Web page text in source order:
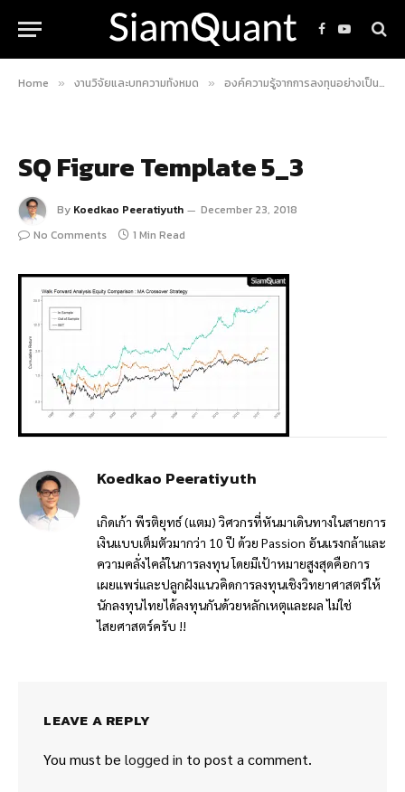
Facebook
YouTube
Home » งานวิจัยและบทความทั้งหมด » องค์ความรู้จากการลงทุนอย่างเป็นระบบ
SQ Figure Template 5_3
By Koedkao Peeratiyuth
December 23, 2018
No Comments
1 Min Read
Koedkao Peeratiyuth
เกิดเก้า พีรติยุทธ์ (แตม) วิศวกรที่หันมาเดินทางในสายการ
เงินแบบเต็มตัวมากว่า 10 ปี ด้วย Passion อันแรงกล้าและ
ความคลั่งไคล้ในการลงทุน โดยมีเป้าหมายสูงสุดคือการ
เผยแพร่และปลูกฝังแนวคิดการลงทุนเชิงวิทยาศาสตร์ให้
นักลงทุนไทยได้ลงทุนกันด้วยหลักเหตุและผล ไม่ใช่
ไสยศาสตร์ครับ !!
LEAVE A REPLY
You must be logged in to post a comment.